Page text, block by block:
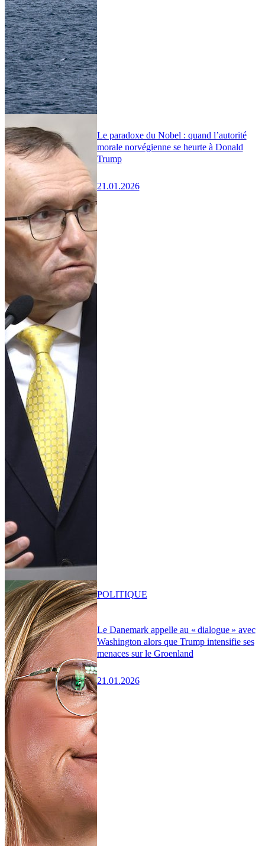
Le paradoxe du Nobel : quand l’autorité
morale norvégienne se heurte à Donald
Trump
21.01.2026
Le Danemark appelle au « dialogue » avec
Washington alors que Trump intensifie ses
menaces sur le Groenland
21.01.2026
POLITIQUE